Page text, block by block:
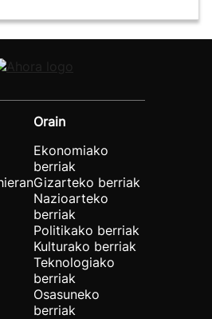
Orain
Ekonomiako
berriak
Gizarteko berriak
Nazioarteko
berriak
Politikako berriak
Kulturako berriak
Teknologiako
berriak
Osasuneko
berriak